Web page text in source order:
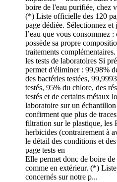
boire de l'eau purifiée, chez
(*) Liste officielle des 120
page dédiée. Sélectionnez
l’eau que vous consommez :
possède sa propre
traitements
les tests de laboratoires Si
permet d'éliminer : 99,98%
des bactéries testées,
testés, 95% du chlore, des
testés et de certains métaux
laboratoire sur un
confirment que plus de
filtration sur le plastique, les
herbicides (contrairement à
le détail des conditions et
page tests en
Elle permet donc de boire
comme en extérieur. (*)
concernés sur notre p...